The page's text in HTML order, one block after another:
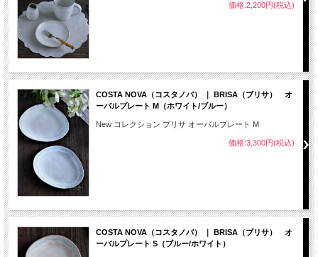
価格:2,200円(税込)
COSTA NOVA（コスタノバ） ｜ BRISA（ブリサ） オ
ーバルプレート M（ホワイト/ブルー）
New コレクション ブリサ オーバルプレート M
価格:3,300円(税込)
COSTA NOVA（コスタノバ） ｜ BRISA（ブリサ） オ
ーバルプレート S（ブルー/ホワイト）